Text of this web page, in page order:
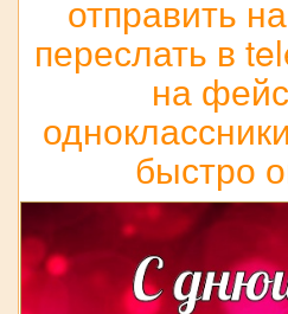
отправить
переслать в
на
быстро